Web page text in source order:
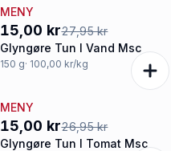
-46%
MENY
15,00 kr27,95 kr
Glyngøre Tun I Vand Msc
150 g· 100,00 kr/kg
-44%
MENY
15,00 kr26,95 kr
Glyngøre Tun I Tomat Msc